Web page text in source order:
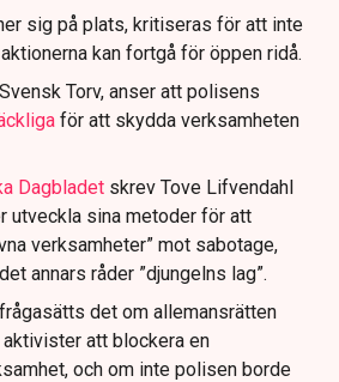
bevis.
komplext när det gäller
rättigheter och gränser.
sig på plats, kritiseras för att inte
kan fortgå för öppen ridå.
Torv, anser att polisens
för att skydda verksamheten
Dagbladet skrev Tove Lifvendahl
utveckla sina metoder för att
verksamheter” mot sabotage,
annars råder ”djungelns lag”.
det om allemansrätten
att blockera en
och om inte polisen borde